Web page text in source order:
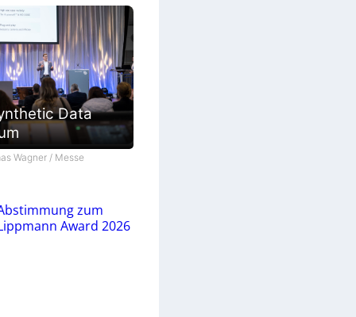
Data
Wagner / Messe
zum
Award 2026